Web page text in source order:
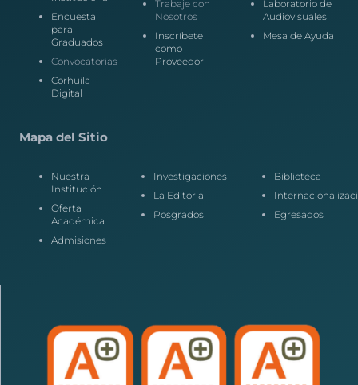
Encuesta
para
Graduados
Convocatorias
Corhuila
Digital
Trabaje con
Nosotros
Inscríbete
como
Proveedor
Laboratorio de
Audiovisuales
Mesa de Ayuda
Mapa del Sitio
Nuestra
Institución
Oferta
Académica
Admisiones
Investigaciones
La Editorial
Posgrados
Biblioteca
Egresados